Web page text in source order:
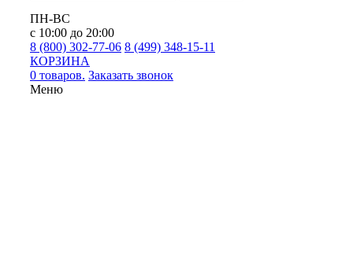
ПН-ВС
с 10:00 до 20:00
8 (800) 302-77-06 8 (499) 348-15-11
КОРЗИНА
0 товаров. Заказать звонок
Меню